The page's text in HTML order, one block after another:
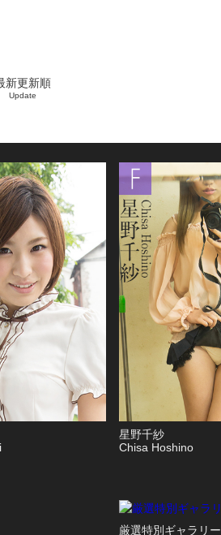
新更新順
Update
星野千紗
Chisa Hoshino
厳選特別ギャラリー